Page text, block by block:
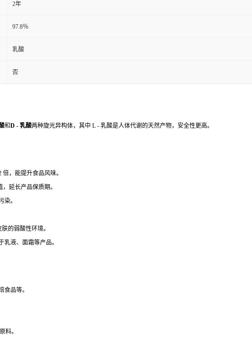
2年
97.8％
乳酸
否
和D - 乳酸两种旋光异构体，其中 L - 乳酸是人体代谢的天然产物，安全性更高。
，能提升食品风味。
延长产品保质期。
染。
的弱酸性环境。
乳液、面霜等产品。
食品等。
料。